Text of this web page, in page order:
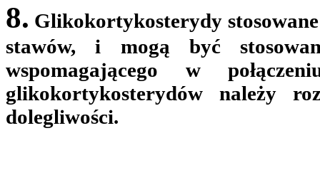
8. Glikokortykosterydy
stawów, i mogą być
wspomagającego w
glikokortykosterydów należy
dolegliwości.